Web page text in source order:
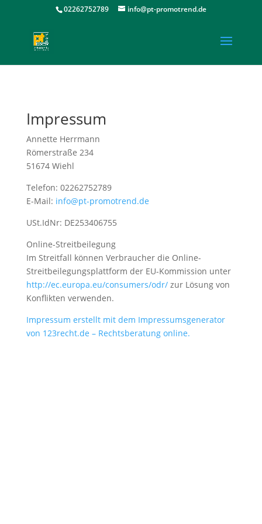
02262752789 info@pt-promotrend.de
Impressum
Annette Herrmann
Römerstraße 234
51674 Wiehl
Telefon: 02262752789
E-Mail: info@pt-promotrend.de
USt.IdNr: DE253406755
Online-Streitbeilegung
Im Streitfall können Verbraucher die Online-
Streitbeilegungsplattform der EU-Kommission unter
http://ec.europa.eu/consumers/odr/zur Lösung von
Konflikten verwenden.
Impressum erstellt mit dem Impressumsgenerator
von 123recht.de – Rechtsberatung online.